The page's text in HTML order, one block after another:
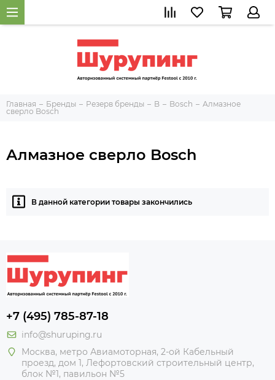
Главная Бренды Резерв бренды B Bosch
Алмазное
сверло Bosch
Алмазное сверло Bosch
В данной категории товары закончились
+7 (495) 785-87-18
info@shuruping.ru
Москва, метро Авиамоторная, 2-ой Кабельный
проезд, дом 1, Лефортовский строительный центр,
блок №1, павильон №5